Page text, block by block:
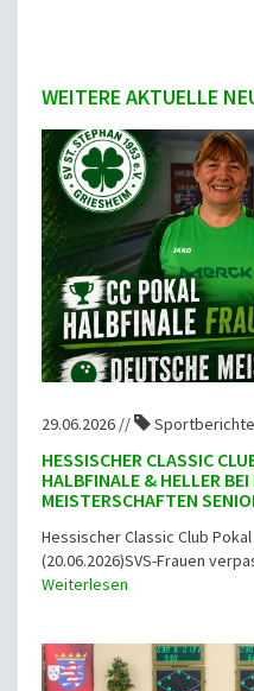
WEITERE AKTUELLE
29.06.2026 // Sportberichte
HESSISCHER CLASSIC
HALBFINALE & HELLER
MEISTERSCHAFTEN
Hessischer Classic Club Pokal
(20.06.2026)SVS-Frauen
Weiterlesen